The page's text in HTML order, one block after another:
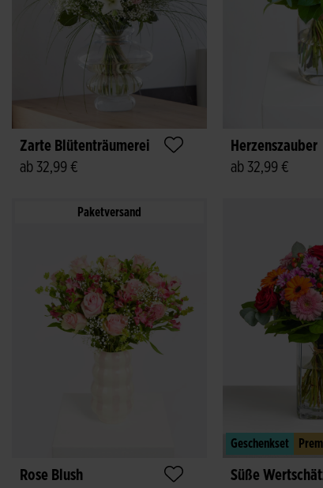
Zarte Blütenträumerei
ab 32,99 €
Herzenszauber
ab 32,99 €
Paketversand
Rose Blush
Geschenkset
Süße